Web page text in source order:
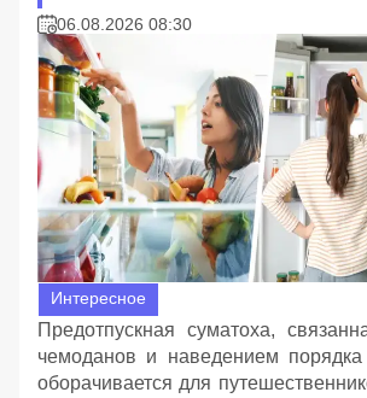
06.08.2026 08:30
Интересное
Предотпускная суматоха,
чемоданов и наведением
оборачивается для